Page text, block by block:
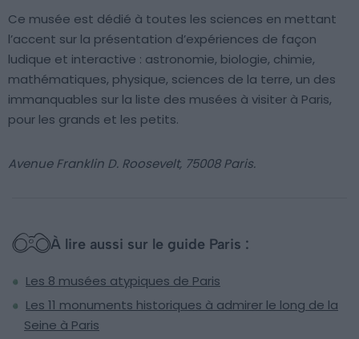
Ce musée est dédié à toutes les sciences en mettant
l’accent sur la présentation d’expériences de façon
ludique et interactive : astronomie, biologie, chimie,
mathématiques, physique, sciences de la terre, un des
immanquables sur la liste des musées à visiter à Paris,
pour les grands et les petits.
Avenue Franklin D. Roosevelt, 75008 Paris.
À lire aussi sur le guide Paris :
Les 8 musées atypiques de Paris
Les 11 monuments historiques à admirer le long de la
Seine à Paris